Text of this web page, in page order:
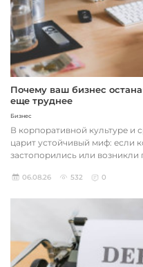
Почему ваш бизнес
еще труднее
Бизнес
В корпоративной культуре и
царит устойчивый миф: если
застопорились или возникли
06.08.26 532 0